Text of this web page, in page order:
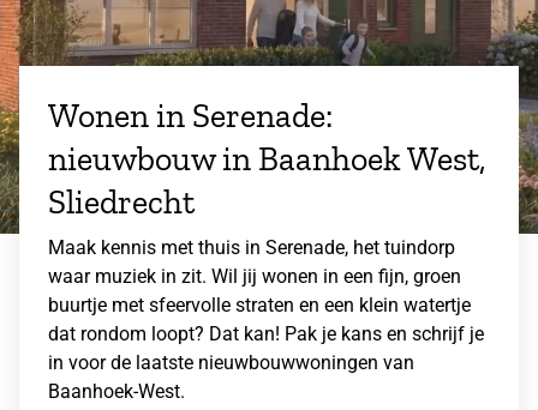
Wonen in Serenade:
nieuwbouw in Baanhoek West,
Sliedrecht
Maak kennis met thuis in Serenade, het tuindorp
waar muziek in zit. Wil jij wonen in een fijn, groen
buurtje met sfeervolle straten en een klein watertje
dat rondom loopt? Dat kan! Pak je kans en schrijf je
in voor de laatste nieuwbouwwoningen van
Baanhoek-West.